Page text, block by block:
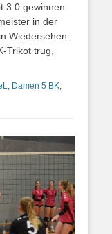
3:0 gewinnen.
in der
Wiedersehen:
Trikot trug,
, Damen 5 BK,